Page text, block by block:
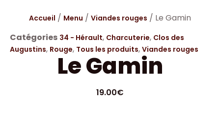
Accueil / Menu / Viandes rouges / Le Gamin
Catégories 34 - Hérault, Charcuterie, Clos des
Augustins, Rouge, Tous les produits, Viandes rouges
Le Gamin
19.00€